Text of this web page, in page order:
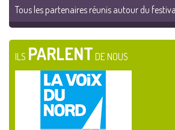
Tous les partenaires réunis autour du festival
ILS PARLENT DE NOUS